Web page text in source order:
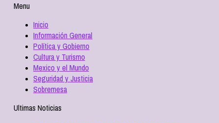
Menu
Inicio
Información General
Política y Gobierno
Cultura y Turismo
Mexico y el Mundo
Seguridad y Justicia
Sobremesa
Ultimas Noticias